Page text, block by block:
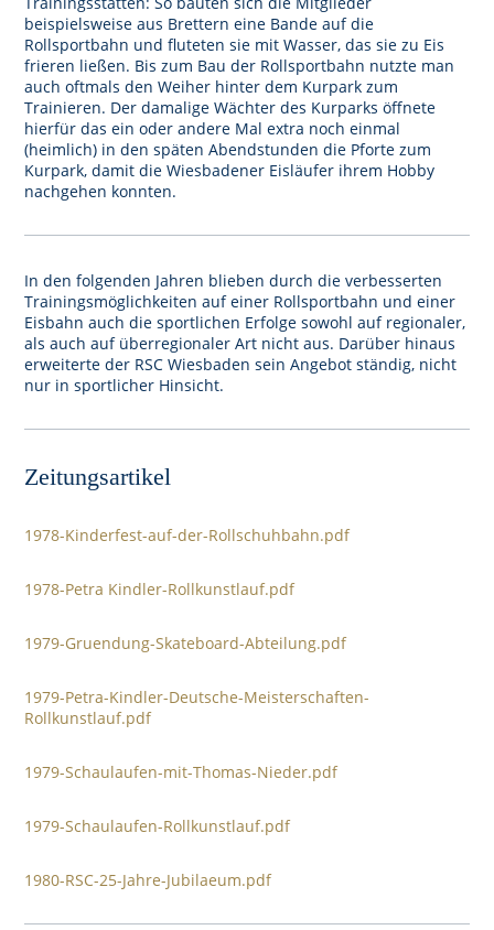
beispielsweise aus Brettern eine Bande auf die
Rollsportbahn und fluteten sie mit Wasser, das sie zu Eis
frieren ließen. Bis zum Bau der Rollsportbahn nutzte man
auch oftmals den Weiher hinter dem Kurpark zum
Trainieren. Der damalige Wächter des Kurparks öffnete
hierfür das ein oder andere Mal extra noch einmal
(heimlich) in den späten Abendstunden die Pforte zum
Kurpark, damit die Wiesbadener Eisläufer ihrem Hobby
nachgehen konnten.
In den folgenden Jahren blieben durch die verbesserten
Trainingsmöglichkeiten auf einer Rollsportbahn und einer
Eisbahn auch die sportlichen Erfolge sowohl auf regionaler,
als auch auf überregionaler Art nicht aus. Darüber hinaus
erweiterte der RSC Wiesbaden sein Angebot ständig, nicht
nur in sportlicher Hinsicht.
Zeitungsartikel
1978-Kinderfest-auf-der-Rollschuhbahn.pdf
1978-Petra Kindler-Rollkunstlauf.pdf
1979-Gruendung-Skateboard-Abteilung.pdf
1979-Petra-Kindler-Deutsche-Meisterschaften-
Rollkunstlauf.pdf
1979-Schaulaufen-mit-Thomas-Nieder.pdf
1979-Schaulaufen-Rollkunstlauf.pdf
1980-RSC-25-Jahre-Jubilaeum.pdf